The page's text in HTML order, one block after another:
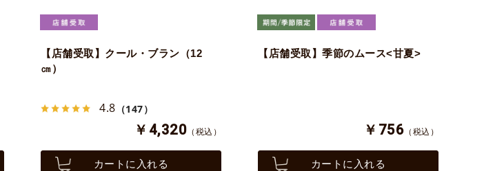
【店舗受取】クール・ブラン（12
㎝）
4.8 （147）
￥4,320 （税込）
カートに入れる
【店舗受取】季節のムース<甘夏>
￥756 （税込）
カートに入れる